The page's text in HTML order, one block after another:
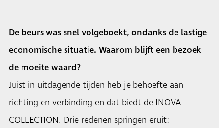
De beurs was snel volgeboekt, ondanks de lastige
economische situatie. Waarom blijft een bezoek
de moeite waard?
Juist in uitdagende tijden heb je behoefte aan
richting en verbinding en dat biedt de INOVA
COLLECTION. Drie redenen springen eruit: